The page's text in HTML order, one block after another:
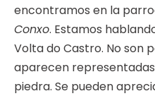
encontramos en la
Conxo. Estamos
Volta do Castro. No son
aparecen
piedra. Se pueden